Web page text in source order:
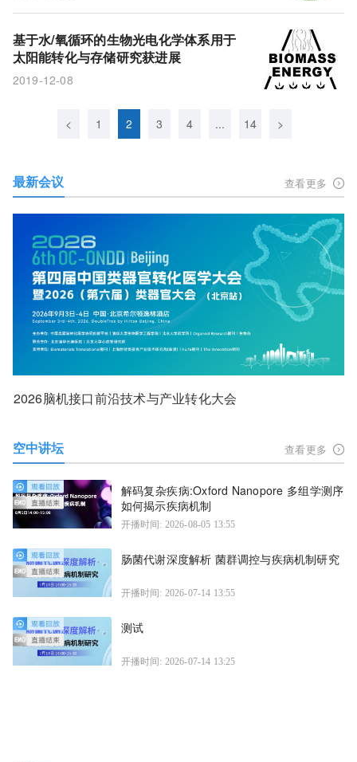
基于水/氧循环的生物光电化学体系用于
太阳能转化与存储研究获进展
2019-12-08
< 1 2 3 4 ... 14 >
最新会议 查看更多
2026脑机接口前沿技术与产业转化大会
空中讲坛 查看更多
解码复杂疾病:Oxford Nanopore 多组学测序
如何揭示疾病机制
开播时间: 2026-08-05 13:55
肠菌代谢深度解析 菌群调控与疾病机制研究
开播时间: 2026-07-14 13:55
测试
开播时间: 2026-07-14 13:25